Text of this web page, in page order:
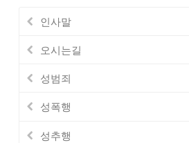
인사말
오시는길
성범죄
성폭행
성추행